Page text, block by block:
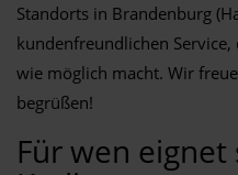
Standorts in Brandenburg
kundenfreundlichen
wie möglich macht. Wir
begrüßen!
Für wen